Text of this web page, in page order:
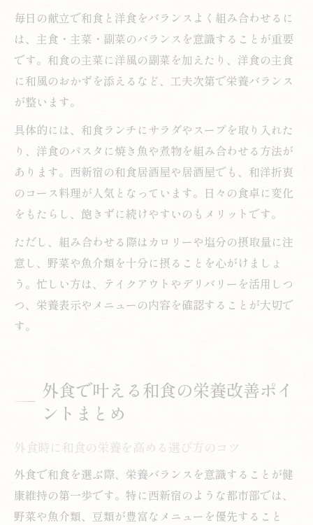
毎日の献立で和食と洋食をバランスよく組み合わせるに
は、主食・主菜・副菜のバランスを意識することが重要
です。和食の主菜に洋風の副菜を加えたり、洋食の主食
に和風のおかずを添えるなど、工夫次第で栄養バランス
が整います。
具体的には、和食ランチにサラダやスープを取り入れた
り、洋食のパスタに焼き魚や煮物を組み合わせる方法が
あります。西新宿の和食居酒屋や居酒屋でも、和洋折衷
のコース料理が人気となっています。日々の食卓に変化
をもたらし、飽きずに続けやすいのもメリットです。
ただし、組み合わせる際はカロリーや塩分の摂取量に注
意し、野菜や魚介類を十分に摂ることを心がけましょ
う。忙しい方は、テイクアウトやデリバリーを活用しつ
つ、栄養表示やメニューの内容を確認することが大切で
す。
外食で叶える和食の栄養改善ポイ
ントまとめ
外食時に和食の栄養を高める選び方のコツ
外食で和食を選ぶ際、栄養バランスを意識することが健
康維持の第一歩です。特に西新宿のような都市部では、
野菜や魚介類、豆類が豊富なメニューを優先すること